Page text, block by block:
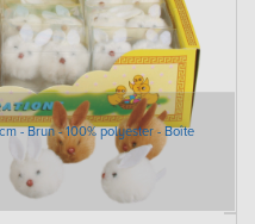
- Brun - 100% polyester - Boîte